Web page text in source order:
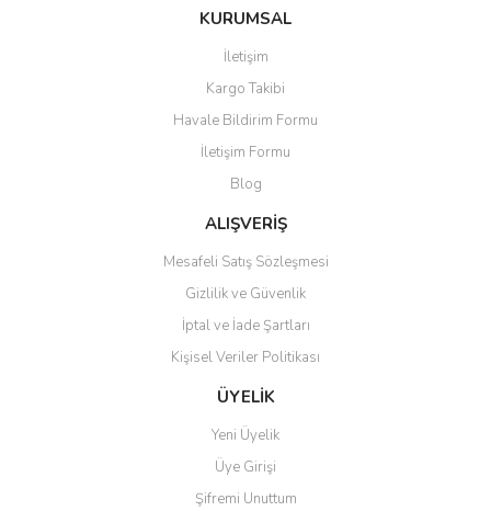
KURUMSAL
İletişim
Kargo Takibi
Havale Bildirim Formu
İletişim Formu
Blog
ALIŞVERİŞ
Mesafeli Satış Sözleşmesi
Gizlilik ve Güvenlik
İptal ve İade Şartları
Kişisel Veriler Politikası
ÜYELİK
Yeni Üyelik
Üye Girişi
Şifremi Unuttum